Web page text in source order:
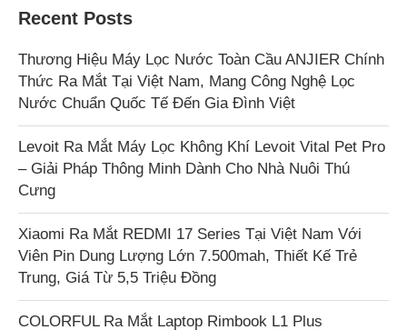
Recent Posts
Thương Hiệu Máy Lọc Nước Toàn Cầu ANJIER Chính
Thức Ra Mắt Tại Việt Nam, Mang Công Nghệ Lọc
Nước Chuẩn Quốc Tế Đến Gia Đình Việt
Levoit Ra Mắt Máy Lọc Không Khí Levoit Vital Pet Pro
– Giải Pháp Thông Minh Dành Cho Nhà Nuôi Thú
Cưng
Xiaomi Ra Mắt REDMI 17 Series Tại Việt Nam Với
Viên Pin Dung Lượng Lớn 7.500mah, Thiết Kế Trẻ
Trung, Giá Từ 5,5 Triệu Đồng
COLORFUL Ra Mắt Laptop Rimbook L1 Plus